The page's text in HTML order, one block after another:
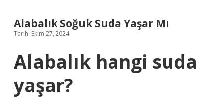
Alabalık Soğuk Suda Yaşar Mı
Tarih: Ekim 27, 2024
Alabalık hangi suda
yaşar?